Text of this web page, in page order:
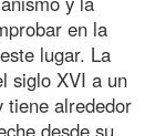
en la
lugar. La
siglo XVI a un
tiene alrededor
desde su